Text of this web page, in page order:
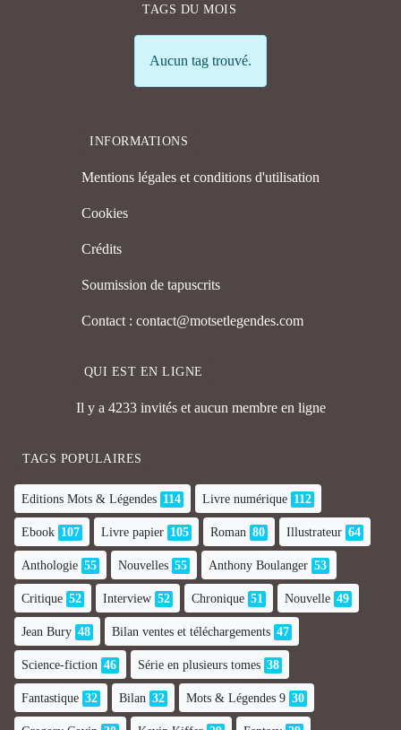
TAGS DU MOIS
Info
Aucun tag trouvé.
INFORMATIONS
Mentions légales et conditions d'utilisation
Cookies
Crédits
Soumission de tapuscrits
Contact : contact@motsetlegendes.com
QUI EST EN LIGNE
Il y a 4233 invités et aucun membre en ligne
TAGS POPULAIRES
Editions Mots & Légendes 114 Livre numérique 112
Ebook 107 Livre papier 105 Roman 80 Illustrateur 64
Anthologie 55 Nouvelles 55 Anthony Boulanger 53
Critique 52 Interview 52 Chronique 51 Nouvelle 49
Jean Bury 48 Bilan ventes et téléchargements 47
Science-fiction 46 Série en plusieurs tomes 38
Fantastique 32 Bilan 32 Mots & Légendes 9 30